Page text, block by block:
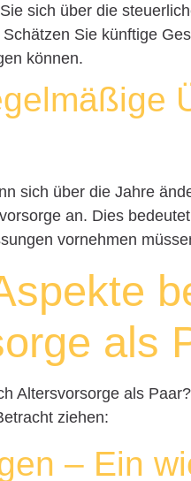
sich über die
Schätzen Sie künftige
können.
sich über die Jahre
an. Dies
vornehmen
als
Altersvorsorge als
ziehen:
– Ein